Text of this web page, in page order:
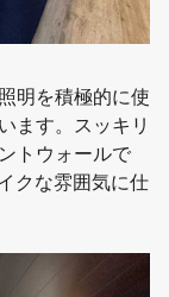
明を積極的に使
ます。スッキリ
トウォールで
クな雰囲気に仕